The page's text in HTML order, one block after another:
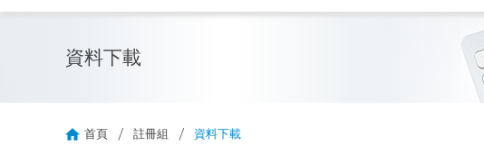
資料下載
首頁 註冊組 資料下載